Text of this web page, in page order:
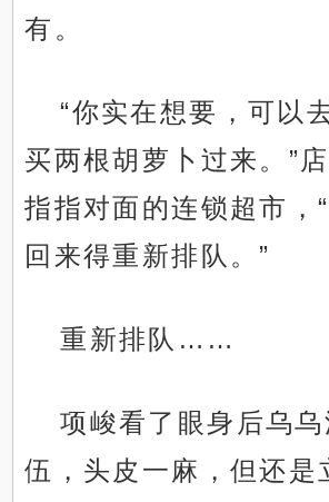
有。
“你实在想要，可以
买两根胡萝卜过来。”
指指对面的连锁超市，
回来得重新排队。”
重新排队……
项峻看了眼身后乌乌
伍，头皮一麻，但还是